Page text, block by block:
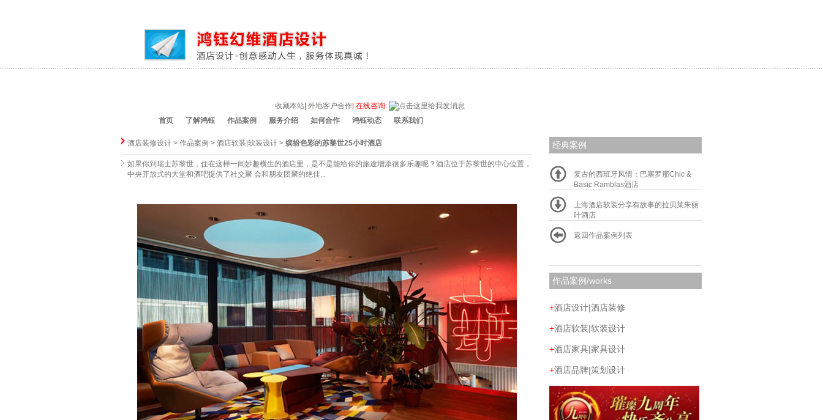
收藏本站 外地客户合作 在线咨询:
首页
了解鸿钰 作品案例 服务介绍 如何合作 鸿钰动态 联系我们
酒店装修设计 > 作品案例 > 酒店软装|软装设计 > 缤纷色彩的苏黎世25小时酒店
如果你到瑞士苏黎世，住在这样一间妙趣横生的酒店里，是不是能给你的旅途增添很多乐趣呢？酒店位于苏黎世的中心位置，
中央开放式的大堂和酒吧提供了社交聚 会和朋友团聚的绝佳...
经典案例
复古的西班牙风情：巴塞罗那Chic &
Basic Ramblas酒店
上海酒店软装分享有故事的拉贝莱朱丽
叶酒店
返回作品案例列表
作品案例/works
+酒店设计|酒店装修
+酒店软装|软装设计
+酒店家具|家具设计
+酒店品牌|策划设计